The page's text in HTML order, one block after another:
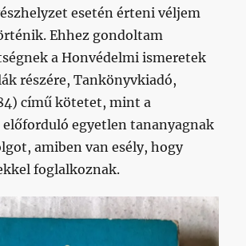
esetén érteni véljem
Ehhez gondoltam
a Honvédelmi ismeretek
részére, Tankönyvkiadó,
című kötetet, mint a
egyetlen tananyagnak
amiben van esély, hogy
foglalkoznak.